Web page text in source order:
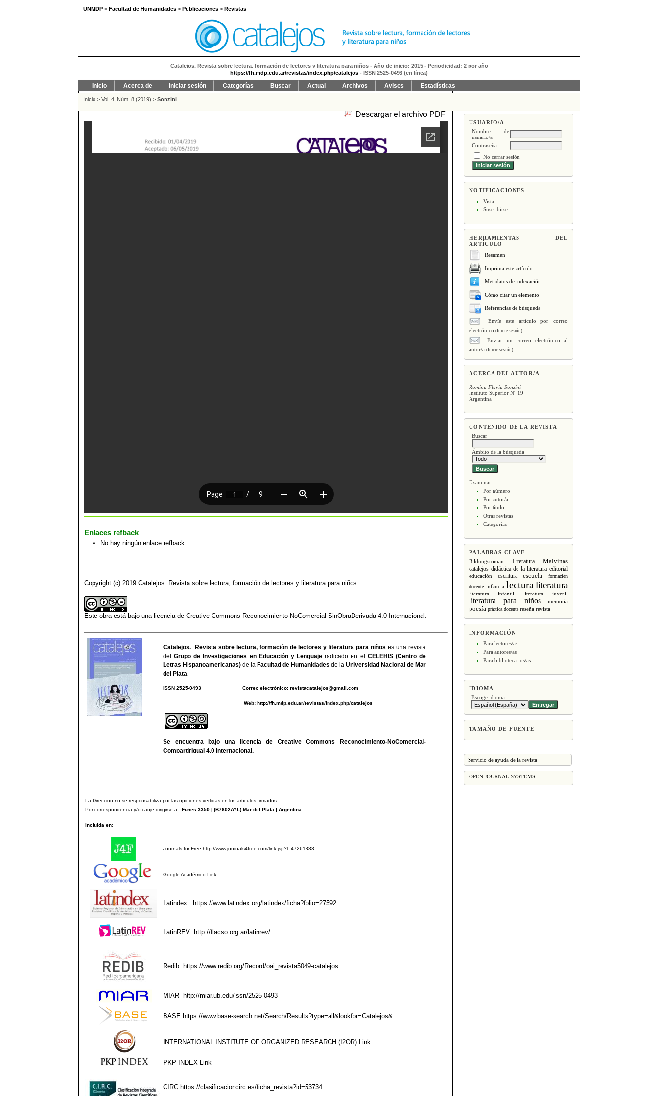
UNMDP > Facultad de Humanidades > Publicaciones > Revistas
Catalejos. Revista sobre lectura, formación de lectores y literatura para niños - Año de inicio: 2015 - Periodicidad: 2 por año
https://fh.mdp.edu.ar/revistas/index.php/catalejos - ISSN 2525-0493 (en línea)
USUARIO/A
Nombre de
usuario/a
Contraseña
No cerrar sesión
NOTIFICACIONES
Vista
Suscribirse
HERRAMIENTAS DEL
ARTÍCULO
Resumen
Imprima este artículo
Metadatos de indexación
Cómo citar un elemento
Referencias de búsqueda
Envíe este artículo por correo
electrónico(Inicie sesión)
Enviar un correo electrónico al
autor/a(Inicie sesión)
ACERCA DEL AUTOR/A
Romina Flavia Sonzini
Instituto Superior N° 19
Argentina
CONTENIDO DE LA REVISTA
Buscar
Ámbito de la búsqueda
Examinar
Por número
Por autor/a
Por título
Otras revistas
Categorías
PALABRAS CLAVE
Bildungsroman Literatura Malvinas
catalejos didáctica de la literatura editorial
educación escritura escuela
formación
docente infancia lectura literatura
literatura infantil literatura juvenil
literatura para niños memoria
poesía práctica docente reseña revista
INFORMACIÓN
Para lectores/as
Para autores/as
Para bibliotecarios/as
IDIOMA
Escoge idioma
TAMAÑO DE FUENTE
Servicio de ayuda de la revista
OPEN JOURNAL SYSTEMS
Inicio Acerca de Iniciar sesión Categorías Buscar Actual Archivos Avisos Estadísticas
Inicio > Vol. 4, Núm. 8 (2019) > Sonzini
Descargar el archivo PDF
Enlaces refback
No hay ningún enlace refback.
Copyright (c) 2019 Catalejos. Revista sobre lectura, formación de lectores y literatura para niños
Este obra está bajo una licencia de Creative Commons Reconocimiento-NoComercial-SinObraDerivada 4.0 Internacional
Catalejos. Revista sobre lectura, formación de lectores y literatura para niños es una revista
del Grupo de Investigaciones en Educación y Lenguaje radicado en el CELEHIS (Centro de
Letras Hispanoamericanas) de la Facultad de Humanidades de la Universidad Nacional de Mar
del Plata.
ISSN 2525-0493 Correo electrónico: revistacatalejos@gmail.com
Web: http://fh.mdp.edu.ar/revistas/index.php/catalejos
Se encuentra bajo una licencia de Creative Commons Reconocimiento-NoComercial-
CompartirIgual 4.0 Internacional.
La Dirección no se responsabiliza por las opiniones vertidas en los artículos firmados.
Por correspondencia y/o canje dirigirse a: Funes 3350 | (B7602AYL) Mar del Plata | Argentina
Incluida en:
Journals for Free http://www.journals4free.com/link.jsp?l=47261883
Google Académico Link
Latindex https://www.latindex.org/latindex/ficha?folio=27592
LatinREV http://flacso.org.ar/latinrev/
Redib https://www.redib.org/Record/oai_revista5049-catalejos
MIAR http://miar.ub.edu/issn/2525-0493
BASE https://www.base-search.net/Search/Results?type=all&lookfor=Catalejos&
INTERNATIONAL INSTITUTE OF ORGANIZED RESEARCH (I2OR) Link
PKP INDEX Link
CIRC https://clasificacioncirc.es/ficha_revista?id=53734